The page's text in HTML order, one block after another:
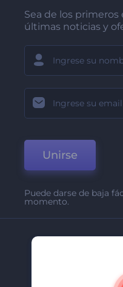
Sea de los
últimas noticias y
Unirse
Puede darse de baja
momento.